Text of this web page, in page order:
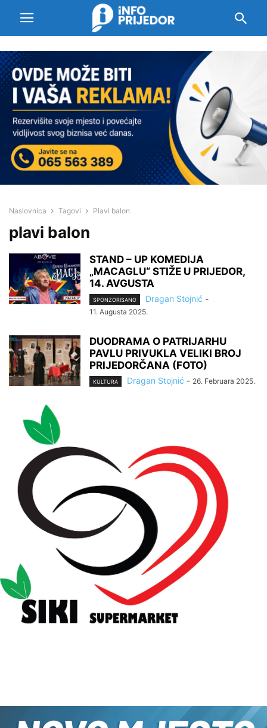
Naslovnica Tagovi Plavi balon
plavi balon
STAND – UP KOMEDIJA
„MACAGLU“ STIŽE U PRIJEDOR,
14. AVGUSTA
SPONZORISANO Dragan Stojnić -
11. Augusta 2025.
DUODRAMA O PATRIJARHU
PAVLU PRIVUKLA VELIKI BROJ
PRIJEDORČANA (FOTO)
KULTURA Dragan Stojnić - 26. Februara 2025.